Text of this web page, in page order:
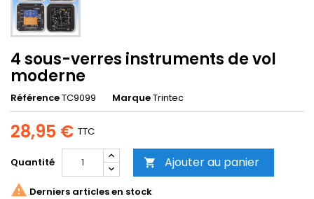
4 sous-verres instruments de vol
moderne
RéférenceTC9099 MarqueTrintec
28,95 € TTC
Quantité  Ajouter au panier
 Derniers articles en stock